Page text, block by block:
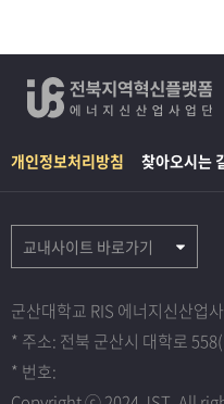
개인정보처리방침 찾아오시는
군산대학교 RIS 에너지신산업
* 주소: 전북 군산시 대학로
* 번호:
교내사이트 바로가기